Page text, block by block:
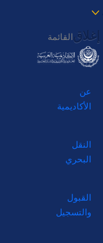
إغلاق القائمة
عن
الأكاديمية
النقل
البحري
القبول
والتسجيل